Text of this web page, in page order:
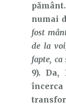
numai
fost
de la
fapte, ca
9). Da,